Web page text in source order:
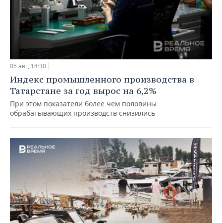
05 авг, 14:30
Индекс промышленного производства в
Татарстане за год вырос на 6,2%
При этом показатели более чем половины
обрабатывающих производств снизились